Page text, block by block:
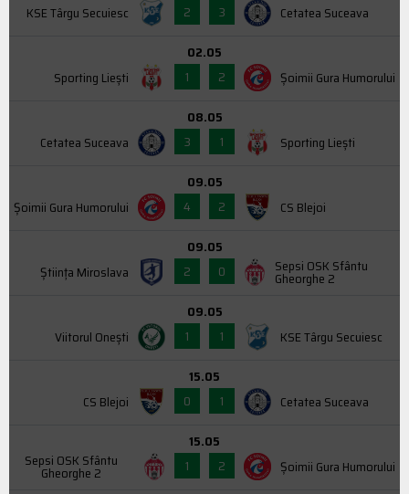
KSE Târgu Secuiesc
2
3 Cetatea Suceava
Sporting Liești
02.05
1
2 Şoimii Gura Humorului
Cetatea Suceava
08.05
3
1 Sporting Liești
Şoimii Gura Humorului
09.05
4
2 CS Blejoi
Știința Miroslava
09.05
2
0 Sepsi OSK Sfântu
Gheorghe 2
Viitorul Onești
09.05
1
1 KSE Târgu Secuiesc
CS Blejoi
15.05
0
1 Cetatea Suceava
Sepsi OSK Sfântu
Gheorghe 2
15.05
1
2 Şoimii Gura Humorului